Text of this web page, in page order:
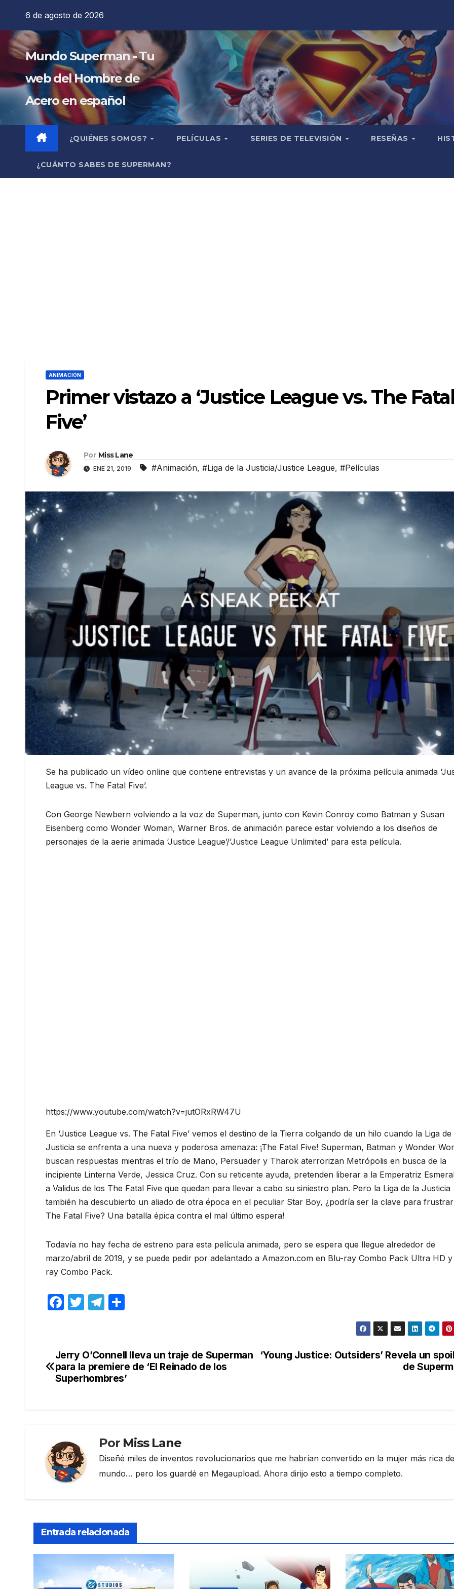
contenido
6 de agosto de 2026
Mundo Superman - Tu
web del Hombre de
Acero en español
¿QUIÉNES SOMOS? PELÍCULAS SERIES DE TELEVISIÓN RESEÑAS
¿CUÁNTO SABES DE SUPERMAN?
ANIMACIÓN
Primer vistazo a ‘Justice League vs. The
Five’
Por Miss Lane
ENE 21, 2019 #Animación, #Liga de la Justicia/Justice League, #Películas
Se ha publicado un vídeo online que contiene entrevistas y un avance de la próxima película animada
League vs. The Fatal Five’.
Con George Newbern volviendo a la voz de Superman, junto con Kevin Conroy como Batman y Susan
Eisenberg como Wonder Woman, Warner Bros. de animación parece estar volviendo a los diseños de
personajes de la aerie animada ‘Justice League’/’Justice League Unlimited’ para esta película.
https://www.youtube.com/watch?v=jutORxRW47U
En ‘Justice League vs. The Fatal Five’ vemos el destino de la Tierra colgando de un hilo cuando la Liga de
Justicia se enfrenta a una nueva y poderosa amenaza: ¡The Fatal Five! Superman, Batman y Wonder
buscan respuestas mientras el trío de Mano, Persuader y Tharok aterrorizan Metrópolis en busca de la
incipiente Linterna Verde, Jessica Cruz. Con su reticente ayuda, pretenden liberar a la Emperatriz
a Validus de los The Fatal Five que quedan para llevar a cabo su siniestro plan. Pero la Liga de la Justicia
también ha descubierto un aliado de otra época en el peculiar Star Boy, ¿podría ser la clave para
The Fatal Five? Una batalla épica contra el mal último espera!
Todavía no hay fecha de estreno para esta película animada, pero se espera que llegue alrededor de
marzo/abril de 2019, y se puede pedir por adelantado a Amazon.com en Blu-ray Combo Pack Ultra HD
ray Combo Pack.
F
e
b
o
T
er
T
gr
a
m
p
ar
tir
Navegación
de
‘Young Justice: Outsiders’ Revela un
de
Jerry O’Connell lleva un traje de Superman
para la premiere de ‘El Reinado de los
Superhombres’
Por Miss Lane
Diseñé miles de inventos revolucionarios que me habrían convertido en la mujer más rica
mundo… pero los guardé en Megaupload. Ahora dirijo esto a tiempo completo.
Entrada relacionada